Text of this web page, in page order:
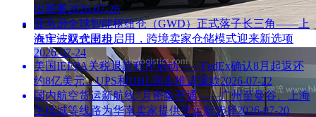
仓库一站式出租
出答案2026-07-26
亚马逊全球智能枢纽仓（GWD）正式落子长三角——上
海宁波双仓同步启用，跨境卖家仓储模式迎来新选项
2026-07-24
美国IEEPA关税退款程序启动——FedEx确认8月起返还
约8亿美元，UPS和DHL同步推进退款2026-07-22
国内航空货运新航线7月密集开通——广州至曼谷、上海
至槟城等线路为华南卖家提供空运新选择2026-07-20